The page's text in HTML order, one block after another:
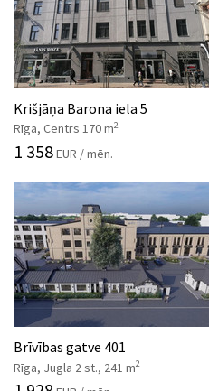
Krišjāņa Barona iela 5
Rīga, Centrs 170 m2
1 358EUR / mēn.
Brīvības gatve 401
Rīga, Jugla 2 st., 241 m2